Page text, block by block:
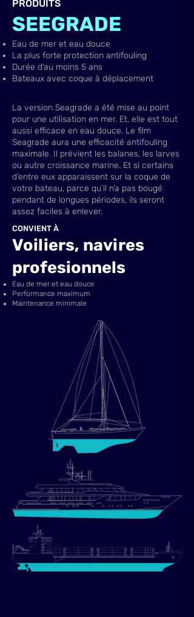
PRODUITS
​SEEGRADE
Eau de mer et eau douce
La plus forte protection antifouling
Durée d’au moins 5 ans
Bateaux avec coque à déplacement
La version Seagrade a été mise au point
pour une utilisation en mer. Et, elle est tout
aussi efficace en eau douce. Le film
Seagrade aura une efficacité antifouling
maximale. Il prévient les balanes, les larves
ou autre croissance marine. Et si certains
d’entre eux apparaissent sur la coque de
votre bateau, parce qu’il n’a pas bougé
pendant de longues périodes, ils seront
assez faciles à enlever.
CONVIENT À
Voiliers, navires
profesionnels
Eau de mer et eau douce
Performance maximum
Maintenance minimale